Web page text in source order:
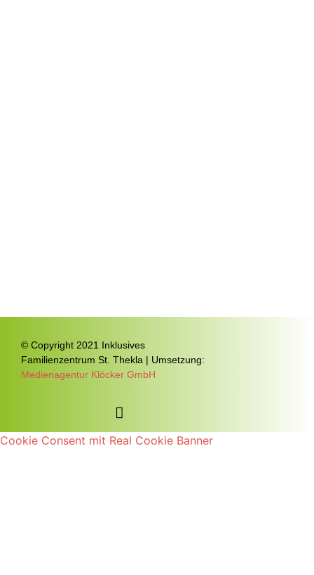
© Copyright 2021 Inklusives
Familienzentrum St. Thekla | Umsetzung:
Medienagentur Klöcker GmbH
Cookie Consent mit Real Cookie Banner